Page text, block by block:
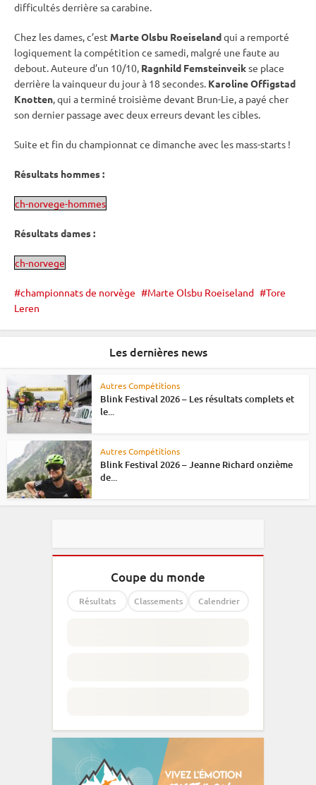
difficultés derrière sacarabine.
Chez les dames, c’est Marte Olsbu Roeiselandqui a remporté
logiquement la compétition ce samedi, malgré une faute au
debout. Auteure d’un 10/10, Ragnhild Femsteinveikse place
derrière la vainqueur du jour à 18 secondes. Karoline Offigstad
Knotten, qui a terminé troisième devant Brun-Lie, a payé cher
son dernier passage avec deux erreurs devant les cibles.
Suite et fin du championnat ce dimanche avec les mass-starts !
Résultats hommes :
ch-norvege-hommes
Résultats dames :
ch-norvege
championnats de norvège Marte Olsbu Roeiseland
Tore
Leren
Les dernières news
Autres Compétitions
Blink Festival 2026 – Les résultats complets et
le...
Autres Compétitions
Blink Festival 2026 – Jeanne Richard onzième
de...
Coupe du monde
Résultats Classements Calendrier